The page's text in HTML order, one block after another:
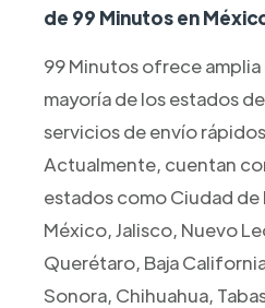
de 99 Minutos en
99 Minutos ofrece
mayoría de los estados
servicios de envío
Actualmente, cuentan
estados como Ciudad
México, Jalisco, Nuevo
Querétaro, Baja
Sonora, Chihuahua,